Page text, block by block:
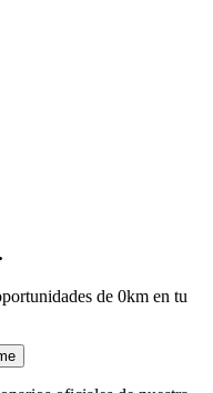
de 0km en tu